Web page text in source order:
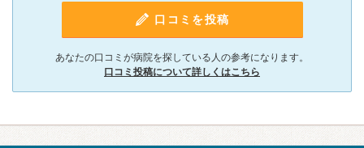
口コミを投稿
あなたの口コミが病院を探している人の参考になります。
口コミ投稿について詳しくはこちら